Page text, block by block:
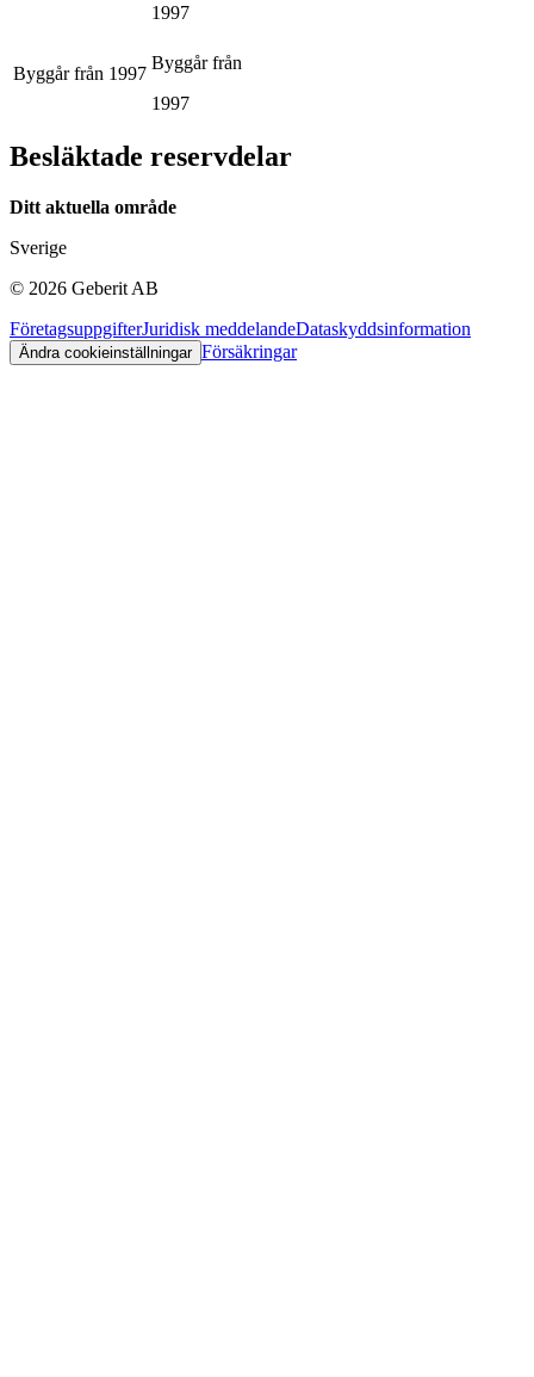
1997
Byggår från 1997
Byggår från
1997
Besläktade reservdelar
Ditt aktuella område
Sverige
© 2026 Geberit AB
FöretagsuppgifterJuridisk meddelandeDataskyddsinformation
Ändra cookieinställningar Försäkringar